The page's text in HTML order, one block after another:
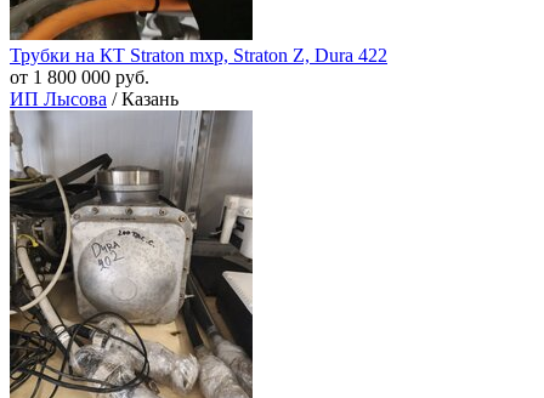
Трубки на КТ Straton mxp, Straton Z, Dura 422
от 1 800 000 руб.
ИП Лысова / Казань